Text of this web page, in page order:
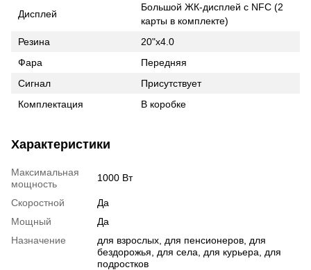
Дисплей
Большой ЖК-дисплей с NFC (2
карты в комплекте)
Резина
20"x4.0
Фара
Передняя
Сигнал
Присутствует
Комплектация
В коробке
Характеристики
Максимальная
мощность
1000 Вт
Скоростной
Да
Мощный
Да
Назначение
для взрослых, для пенсионеров, для
бездорожья, для села, для курьера, для
подростков